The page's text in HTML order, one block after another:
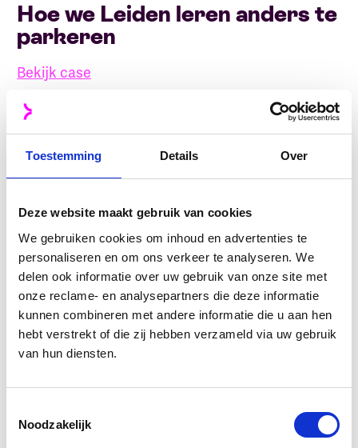
Toestemming Details Over
Deze website maakt gebruik van cookies
We gebruiken cookies om inhoud en advertenties te
personaliseren en om ons verkeer te analyseren. We
delen ook informatie over uw gebruik van onze site met
onze reclame- en analysepartners die deze informatie
kunnen combineren met andere informatie die u aan hen
hebt verstrekt of die zij hebben verzameld via uw gebruik
van hun diensten.
Noodzakelijk
Hoe we Leiden leren anders te
parkeren
Bekijk case